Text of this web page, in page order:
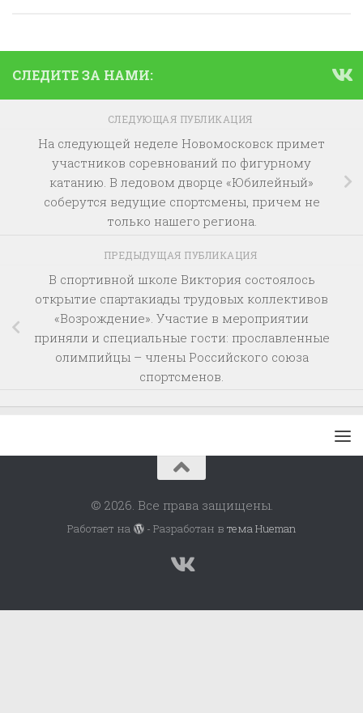
СЛЕДИТЕ ЗА НАМИ:
СЛЕДУЮЩАЯ ПУБЛИКАЦИЯ
На следующей неделе Новомосковск примет
участников соревнований по фигурному
катанию. В ледовом дворце «Юбилейный»
соберутся ведущие спортсмены, причем не
только нашего региона.
ПРЕДЫДУЩАЯ ПУБЛИКАЦИЯ
В спортивной школе Виктория состоялось
открытие спартакиады трудовых коллективов
«Возрождение». Участие в мероприятии
приняли и специальные гости: прославленные
олимпийцы – члены Российского союза
спортсменов.
© 2026. Все права защищены.
Работает на - Разработан в тема Hueman